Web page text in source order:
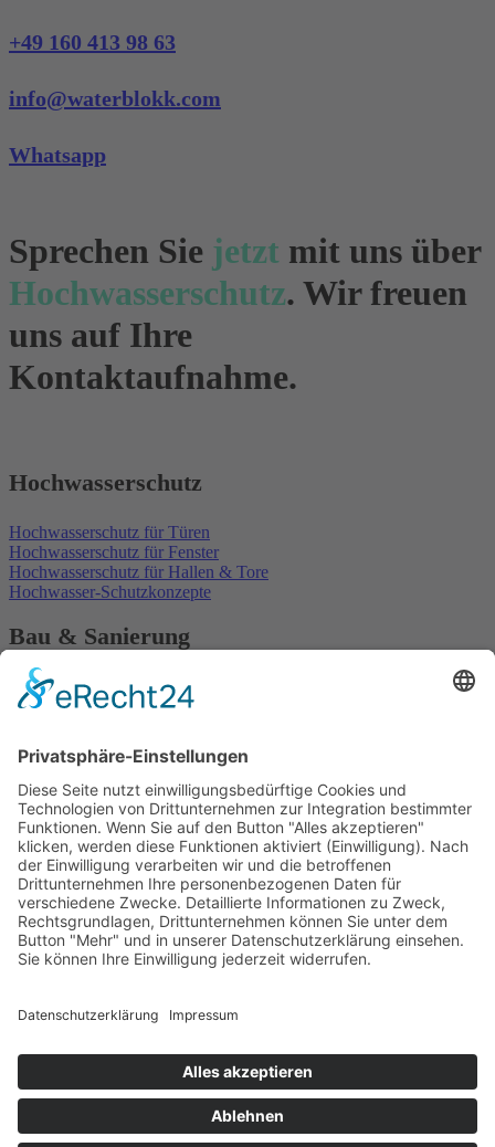
+49 160 413 98 63
info@waterblokk.com
Whatsapp
Sprechen Sie jetzt mit uns über
Hochwasserschutz. Wir freuen
uns auf Ihre
Kontaktaufnahme.
Hochwasserschutz
Hochwasserschutz für Türen
Hochwasserschutz für Fenster
Hochwasserschutz für Hallen & Tore
Hochwasser-Schutzkonzepte
Bau & Sanierung
Innenabdichtungen
Außenabdichtungen
Unternehmen
Über uns
Waterblog
Impressum
Datenschutz
Kontakt
Friedrich-Krupp-Straße 13
info@waterblokk.com
Facebook
YouTube